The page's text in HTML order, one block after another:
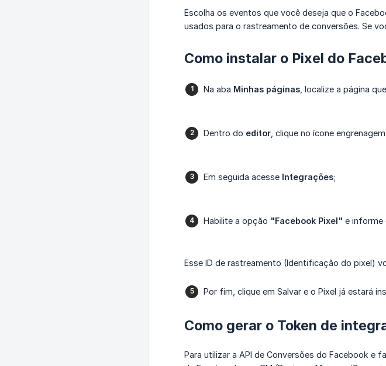
Escolha os eventos que você deseja que o
usados para o rastreamento de conversões. Se
Como instalar o Pixel do
Na aba Minhas páginas , localize a página
Dentro do editor , clique no ícone
Em seguida acesse Integrações;
Habilite a opção "Facebook Pixel" e informe
Esse ID de rastreamento (Identificação do pixel)
Por fim, clique em Salvar e o Pixel já estará
Como gerar o Token de
Para utilizar a API de Conversões do Facebook e